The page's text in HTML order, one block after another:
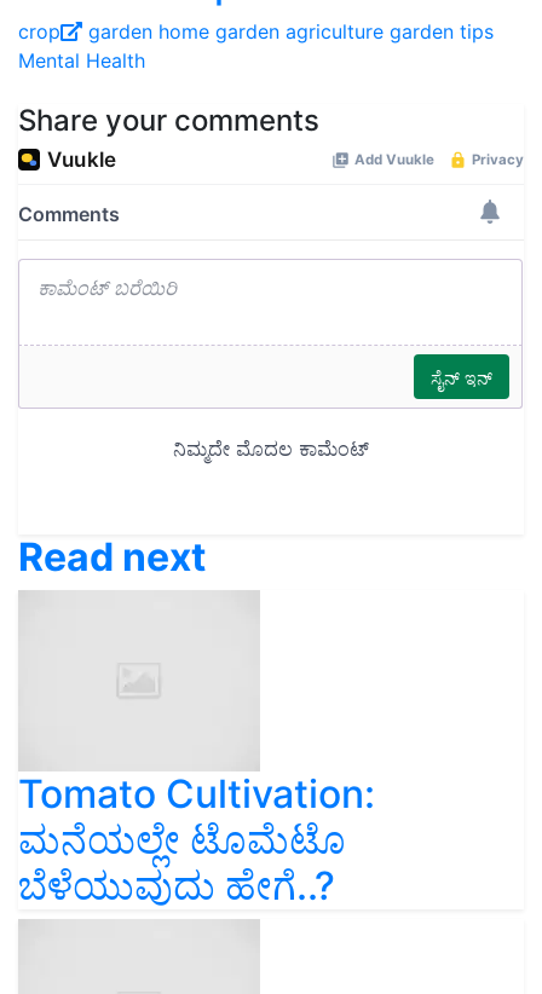
crop garden home garden agriculture garden tips
Mental Health
Share your comments
Read next
Tomato Cultivation:
ಮನೆಯಲ್ಲೇ ಟೊಮೆಟೊ
ಬೆಳೆಯುವುದು ಹೇಗೆ..?